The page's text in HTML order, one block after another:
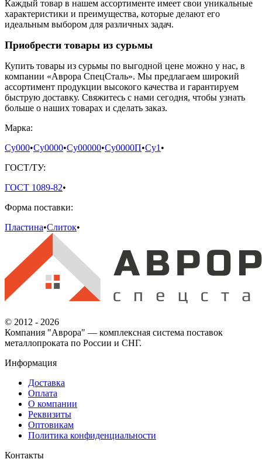
Каждый товар в нашем ассортименте имеет свои уникальные
характеристики и преимущества, которые делают его
идеальным выбором для различных задач.
Приобрести товары из сурьмы
Купить товары из сурьмы по выгодной цене можно у нас, в
компании «Аврора СпецСталь». Мы предлагаем широкий
ассортимент продукции высокого качества и гарантируем
быструю доставку. Свяжитесь с нами сегодня, чтобы узнать
больше о наших товарах и сделать заказ.
Марка:
Су000•Су0000•Су00000•Су0000П•Су1 •
ГОСТ/ТУ:
ГОСТ 1089-82•
Форма поставки:
Пластина•Слиток•
© 2012 - 2026
Компания "Аврора" — комплексная система поставок
металлопроката по России и СНГ.
Информация
Доставка
Оплата
О компании
Реквизиты
Оптовикам
Политика конфиденциальности
Контакты